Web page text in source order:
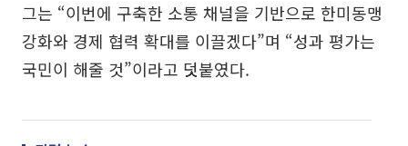
그는 “이번에 구축한 소통 채널을 기반으로 한미동맹
강화와 경제 협력 확대를 이끌겠다”며 “성과 평가는
국민이 해줄 것”이라고 덧붙였다.